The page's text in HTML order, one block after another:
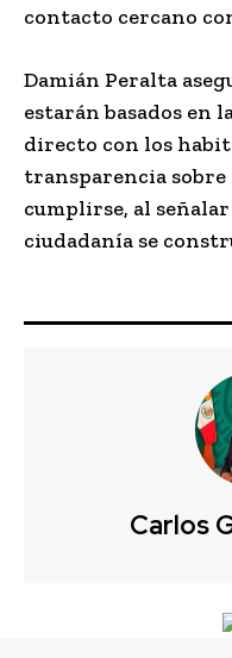
contacto cercano
Damián Peralta
estarán basados en
directo con los
transparencia sobre
cumplirse, al
ciudadanía se
Carlos